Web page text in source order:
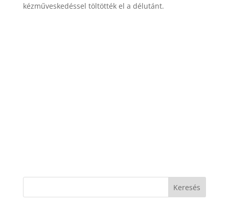
kézműveskedéssel töltötték el a délutánt.